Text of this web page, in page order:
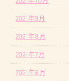
2021年9月
2021年8月
2021年7月
2021年6月